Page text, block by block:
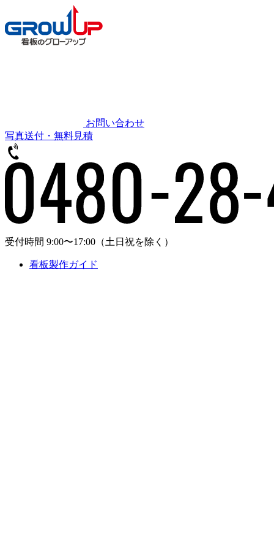
お問い合わせ
写真送付・無料見積
受付時間 9:00〜17:00 （土日祝を除く）
看板製作ガイド